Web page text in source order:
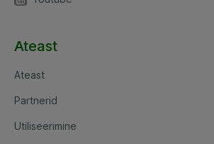
Ateast
Ateast
Partnerid
Utiliseerimine